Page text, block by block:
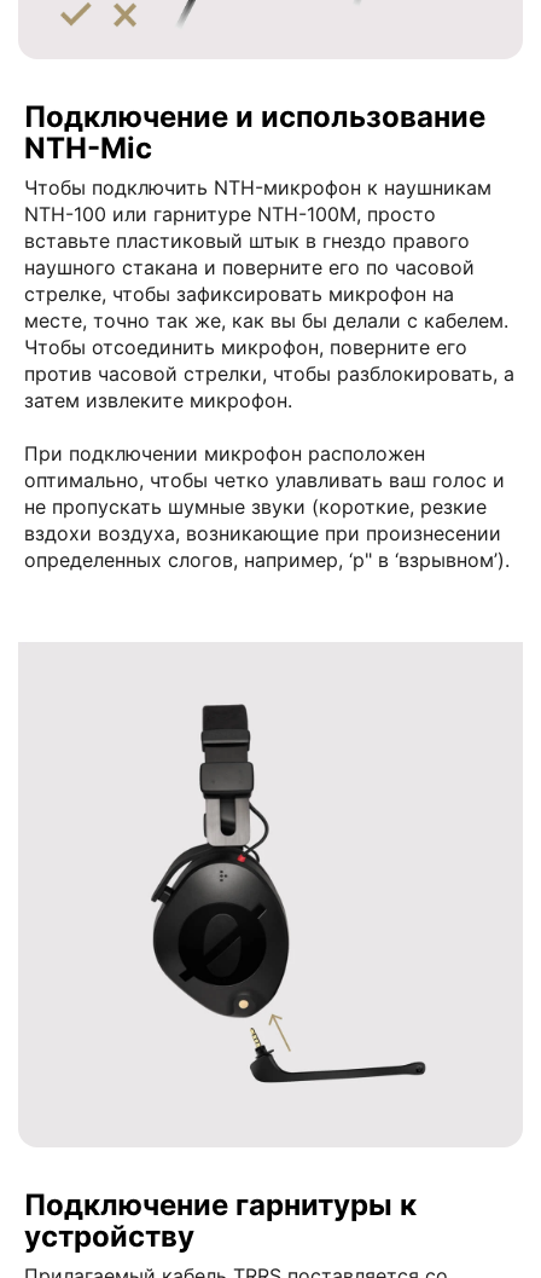
Подключение и использование
NTH-Mic
Чтобы подключить NTH-микрофон к наушникам
NTH-100 или гарнитуре NTH-100M, просто
вставьте пластиковый штык в гнездо правого
наушного стакана и поверните его по часовой
стрелке, чтобы зафиксировать микрофон на
месте, точно так же, как вы бы делали с кабелем.
Чтобы отсоединить микрофон, поверните его
против часовой стрелки, чтобы разблокировать, а
затем извлеките микрофон.
При подключении микрофон расположен
оптимально, чтобы четко улавливать ваш голос и
не пропускать шумные звуки (короткие, резкие
вздохи воздуха, возникающие при произнесении
определенных слогов, например, ‘р" в ‘взрывном’).
Подключение гарнитуры к
устройству